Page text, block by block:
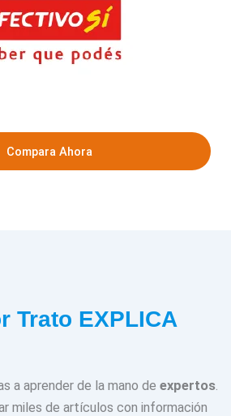
Compara Ahora
Trato EXPLICA
a aprender de la mano de expertos
miles de artículos con información